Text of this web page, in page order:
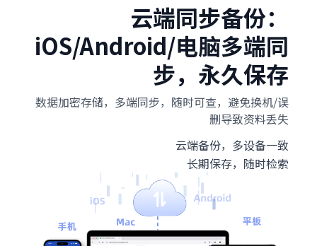
云端同步备份：
iOS/Android/电脑多端同
步，永久保存
数据加密存储，多端同步，随时可查，避免换机/误
删导致资料丢失
云端备份，多设备一致
长期保存，随时检索